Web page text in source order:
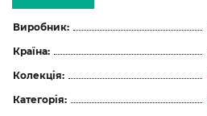
Виробник:
Країна:
Колекція:
Категорія: